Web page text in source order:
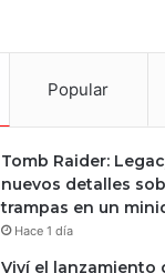
Popular
Tomb Raider:
nuevos detalles
trampas en un
Hace 1 día
Viví el lanzamiento